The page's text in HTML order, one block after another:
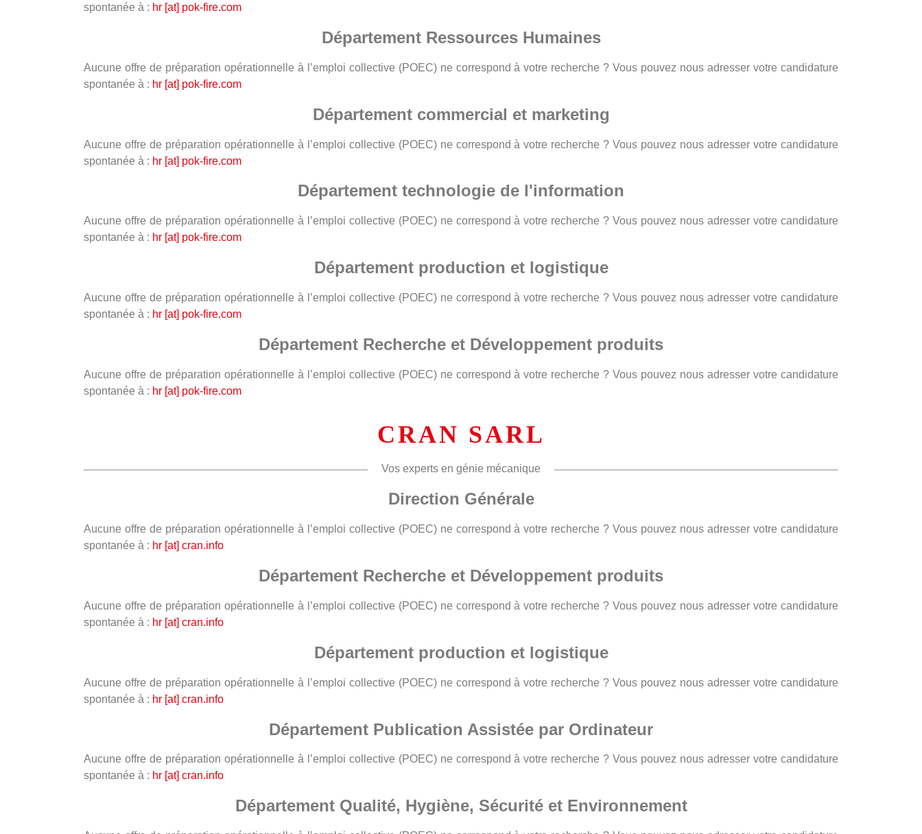
spontanée à : hr [at] pok-fire.com
Département Ressources Humaines
Aucune offre de préparation opérationnelle à l’emploi collective (POEC) ne correspond à votre recherche ? Vous pouvez nous adresser votre candidature
spontanée à : hr [at] pok-fire.com
Département commercial et marketing
Aucune offre de préparation opérationnelle à l’emploi collective (POEC) ne correspond à votre recherche ? Vous pouvez nous adresser votre candidature
spontanée à : hr [at] pok-fire.com
Département technologie de l'information
Aucune offre de préparation opérationnelle à l’emploi collective (POEC) ne correspond à votre recherche ? Vous pouvez nous adresser votre candidature
spontanée à : hr [at] pok-fire.com
Département production et logistique
Aucune offre de préparation opérationnelle à l’emploi collective (POEC) ne correspond à votre recherche ? Vous pouvez nous adresser votre candidature
spontanée à : hr [at] pok-fire.com
Département Recherche et Développement produits
Aucune offre de préparation opérationnelle à l’emploi collective (POEC) ne correspond à votre recherche ? Vous pouvez nous adresser votre candidature
spontanée à : hr [at] pok-fire.com
CRAN SARL
Vos experts en génie mécanique
Direction Générale
Aucune offre de préparation opérationnelle à l’emploi collective (POEC) ne correspond à votre recherche ? Vous pouvez nous adresser votre candidature
spontanée à : hr [at] cran.info
Département Recherche et Développement produits
Aucune offre de préparation opérationnelle à l’emploi collective (POEC) ne correspond à votre recherche ? Vous pouvez nous adresser votre candidature
spontanée à : hr [at] cran.info
Département production et logistique
Aucune offre de préparation opérationnelle à l’emploi collective (POEC) ne correspond à votre recherche ? Vous pouvez nous adresser votre candidature
spontanée à : hr [at] cran.info
Département Publication Assistée par Ordinateur
Aucune offre de préparation opérationnelle à l’emploi collective (POEC) ne correspond à votre recherche ? Vous pouvez nous adresser votre candidature
spontanée à : hr [at] cran.info
Département Qualité, Hygiène, Sécurité et Environnement